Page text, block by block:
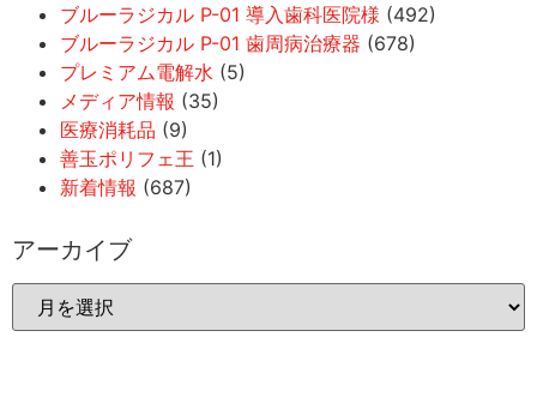
ブルーラジカル P-01 導入歯科医院様 (492)
ブルーラジカル P-01 歯周病治療器 (678)
プレミアム電解水 (5)
メディア情報 (35)
医療消耗品 (9)
善玉ポリフェ王 (1)
新着情報 (687)
アーカイブ